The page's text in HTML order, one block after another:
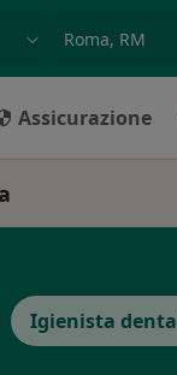
Assicurazione
Igienista